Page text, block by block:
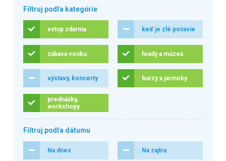
Filtruj podľa kategórie
vstup zdarma keď je zlé počasie
zábava vonku hrady a múzeá
výstavy, koncerty burzy a jarmoky
prednášky,
workshopy
Filtruj podľa dátumu
Na dnes Na zajtra